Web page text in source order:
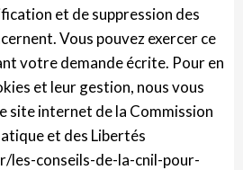
et de suppression des
Vous pouvez exercer ce
votre demande écrite. Pour en
et leur gestion, nous vous
site internet de la Commission
et des Libertés
conseils-de-la-cnil-pour-